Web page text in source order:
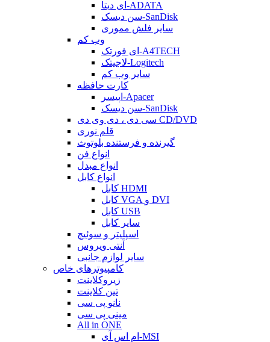
ای دیتا-ADATA
سن دیسک-SanDisk
سایر فلش مموری
وب کم
ای فورتک-A4TECH
لاجیتک-Logitech
سایر وب کم
کارت حافظه
اپیسر-Apacer
سن دیسک-SanDisk
سی دی ، دی وی دی CD/DVD
قلم نوری
گیرنده و فرستنده بلوتوث
انواع فن
انواع مبدل
انواع کابل
کابل HDMI
کابل VGA و DVI
کابل USB
سایر کابل
اسپلیتر و سوئیچ
آنتی ویروس
سایر لوازم جانبی
کامپیوترهای خاص
زیروکلاینت
تین کلاینت
نانو پی سی
مینی پی سی
All in ONE
ام اس آی-MSI